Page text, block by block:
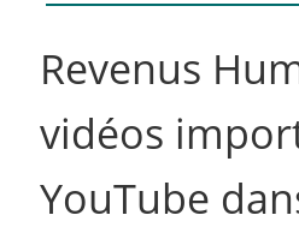
Revenus
vidéos
YouTube